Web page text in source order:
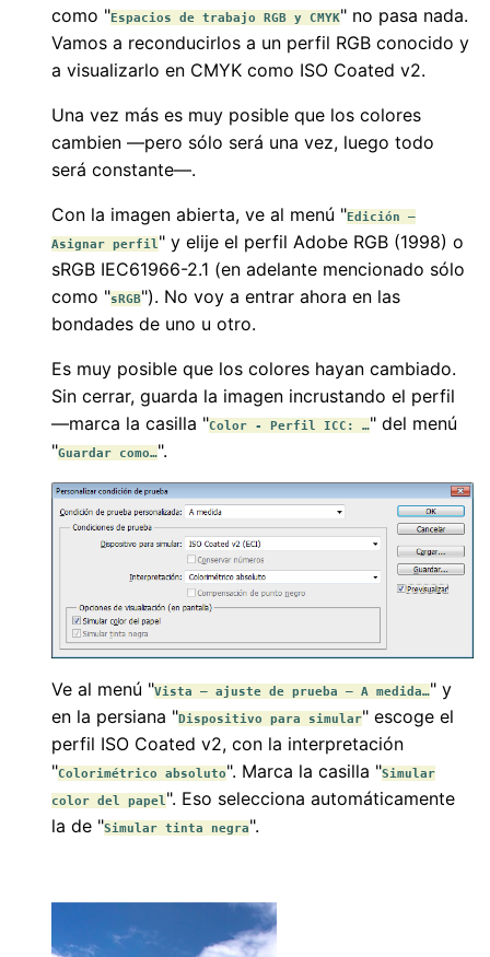
como "Espacios de trabajo RGB y CMYK" no pasa nada.
Vamos a reconducirlos a un perfil RGB conocido y
a visualizarlo en CMYK como ISO Coated v2.
Una vez más es muy posible que los colores
cambien —pero sólo será una vez, luego todo
será constante—.
Con la imagen abierta, ve al menú "Edición –
Asignar perfil " y elije el perfil Adobe RGB (1998) o
sRGB IEC61966-2.1 (en adelante mencionado sólo
como "sRGB"). No voy a entrar ahora en las
bondades de uno u otro.
Es muy posible que los colores hayan cambiado.
Sin cerrar, guarda la imagen incrustando el perfil
—marca la casilla "Color - Perfil ICC: …" del menú
"Guardar como…".
Ve al menú "Vista – ajuste de prueba – A medida…" y
en la persiana "Dispositivo para simular" escoge el
perfil ISO Coated v2, con la interpretación
"Colorimétrico absoluto". Marca la casilla "Simular
color del papel". Eso selecciona automáticamente
la de "Simular tinta negra".